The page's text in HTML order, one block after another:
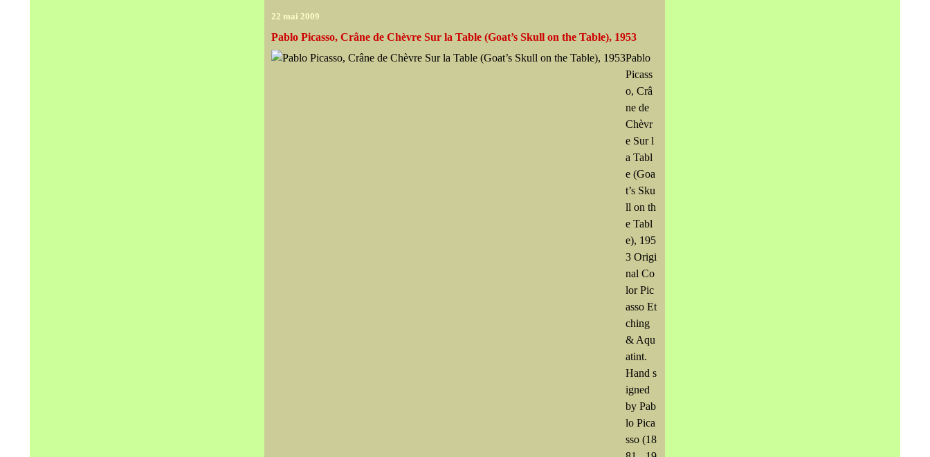
22 mai 2009
Pablo Picasso, Crâne de Chèvre Sur la Table (Goat’s Skull on the Table), 1953
Pablo
Picass
o, Crâ
ne de
Chèvr
e Sur l
a Tabl
e (Goa
t’s Sku
ll on th
e Tabl
e), 195
3 Origi
nal Co
lor Pic
asso Et
ching
& Aqu
atint.
Hand s
igned
by Pab
lo Pica
sso (18